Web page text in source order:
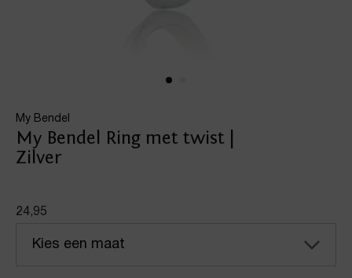
My Bendel
My Bendel Ring met twist |
Zilver
24,95
Kies een maat